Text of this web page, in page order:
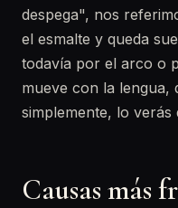
despega", nos
el esmalte y queda
todavía por el arco o
mueve con la lengua,
simplemente, lo verás
Causas más